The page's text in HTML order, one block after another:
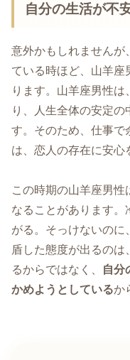
自分の生活が不
意外かもしれませんが
ている時ほど、山羊座
ります。山羊座男性は
り、人生全体の安定の
す。そのため、仕事で
は、恋人の存在に安心
この時期の山羊座男性
なることがあります。
がる。そっけないのに
盾した態度が出るの
るからではなく、
自分
かめようとしているか